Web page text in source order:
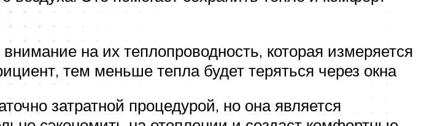
на их теплопроводность, которая измеряется
тем меньше тепла будет теряться через окна
затратной процедурой, но она является